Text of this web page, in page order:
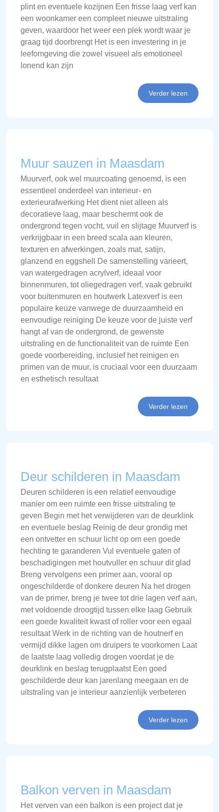
plint en eventuele kozijnen Een frisse laag verf kan
een woonkamer een compleet nieuwe uitstraling
geven, waardoor het weer een plek wordt waar je
graag tijd doorbrengt Het is een investering in je
leefomgeving die zowel visueel als emotioneel
lonend kan zijn
Verder lezen
Muur sauzen in Maasdam
Muurverf, ook wel muurcoating genoemd, is een
essentieel onderdeel van interieur- en
exterieurafwerking Het dient niet alleen als
decoratieve laag, maar beschermt ook de
ondergrond tegen vocht, vuil en slijtage Muurverf is
verkrijgbaar in een breed scala aan kleuren,
texturen en afwerkingen, zoals mat, satijn,
glanzend en eggshell De samenstelling varieert,
van watergedragen acrylverf, ideaal voor
binnenmuren, tot oliegedragen verf, vaak gebruikt
voor buitenmuren en houtwerk Latexverf is een
populaire keuze vanwege de duurzaamheid en
eenvoudige reiniging De keuze voor de juiste verf
hangt af van de ondergrond, de gewenste
uitstraling en de functionaliteit van de ruimte Een
goede voorbereiding, inclusief het reinigen en
primen van de muur, is cruciaal voor een duurzaam
en esthetisch resultaat
Verder lezen
Deur schilderen in Maasdam
Deuren schilderen is een relatief eenvoudige
manier om een ruimte een frisse uitstraling te
geven Begin met het verwijderen van de deurklink
en eventuele beslag Reinig de deur grondig met
een ontvetter en schuur licht op om een goede
hechting te garanderen Vul eventuele gaten of
beschadigingen met houtvuller en schuur dit glad
Breng vervolgens een primer aan, vooral op
ongeschilderde of donkere deuren Na het drogen
van de primer, breng je twee tot drie lagen verf aan,
met voldoende droogtijd tussen elke laag Gebruik
een goede kwaliteit kwast of roller voor een egaal
resultaat Werk in de richting van de houtnerf en
vermijd dikke lagen om druipers te voorkomen Laat
de laatste laag volledig drogen voordat je de
deurklink en beslag terugplaatst Een goed
geschilderde deur kan jarenlang meegaan en de
uitstraling van je interieur aanzienlijk verbeteren
Verder lezen
Balkon verven in Maasdam
Het verven van een balkon is een project dat je